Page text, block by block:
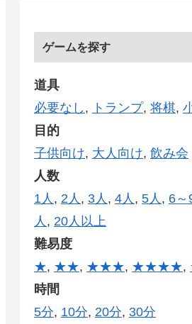
ゲームを探す
道具
必要なし , トランプ, 将棋,
目的
子供向け, 大人向け, 飲み会
人数
1人 , 2人 , 3人 , 4人 , 5人 , 6～
人 , 20人以上
難易度
★, ★★, ★★★, ★★★★,
時間
5分, 10分, 20分, 30分